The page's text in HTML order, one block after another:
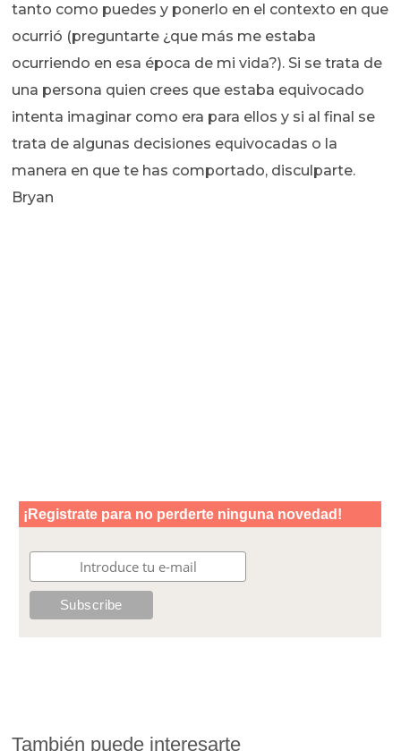
tanto como puedes y ponerlo en el contexto en que
ocurrió (preguntarte ¿que más me estaba
ocurriendo en esa época de mi vida?). Si se trata de
una persona quien crees que estaba equivocado
intenta imaginar como era para ellos y si al final se
trata de algunas decisiones equivocadas o la
manera en que te has comportado, disculparte.
Bryan
También puede interesarte